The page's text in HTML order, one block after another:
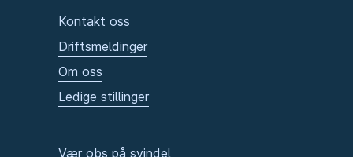
Kontakt oss
Driftsmeldinger
Om oss
Ledige stillinger
Vær obs på svindel